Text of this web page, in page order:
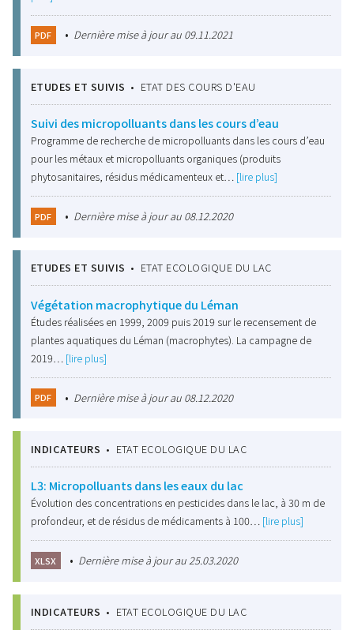
PDF • Dernière mise à jour au 09.11.2021
ETUDES ET SUIVIS • ETAT DES COURS D'EAU
Suivi des micropolluants dans les cours d’eau
Programme de recherche de micropolluants dans les cours d’eau
pour les métaux et micropolluants organiques (produits
phytosanitaires, résidus médicamenteux et… [lire plus]
PDF • Dernière mise à jour au 08.12.2020
ETUDES ET SUIVIS • ETAT ECOLOGIQUE DU LAC
Végétation macrophytique du Léman
Études réalisées en 1999, 2009 puis 2019 sur le recensement de
plantes aquatiques du Léman (macrophytes). La campagne de
2019… [lire plus]
PDF • Dernière mise à jour au 08.12.2020
INDICATEURS • ETAT ECOLOGIQUE DU LAC
L3: Micropolluants dans les eaux du lac
Évolution des concentrations en pesticides dans le lac, à 30 m de
profondeur, et de résidus de médicaments à 100… [lire plus]
XLSX • Dernière mise à jour au 25.03.2020
INDICATEURS • ETAT ECOLOGIQUE DU LAC